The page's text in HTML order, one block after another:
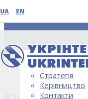
UA EN
Стратегія
Керівництво
Контакти
НОВИНИ